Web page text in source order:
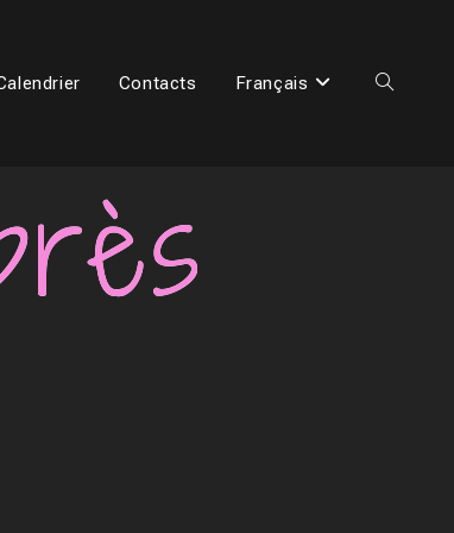
Contacts Français